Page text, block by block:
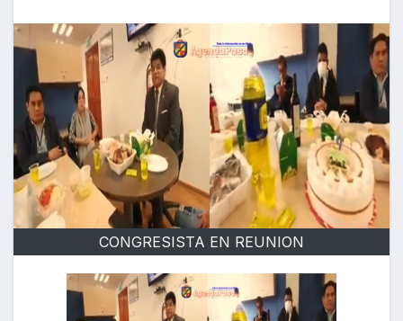
CONGRESISTA EN REUNION